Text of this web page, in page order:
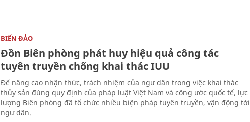
BIỂN ĐẢO
Đồn Biên phòng phát huy hiệu quả công tác
tuyên truyền chống khai thác IUU
Để nâng cao nhận thức, trách nhiệm của ngư dân trong việc khai thác
thủy sản đúng quy định của pháp luật Việt Nam và công ước quốc tế, lực
lượng Biên phòng đã tổ chức nhiều biện pháp tuyên truyền, vận động tới
ngư dân.